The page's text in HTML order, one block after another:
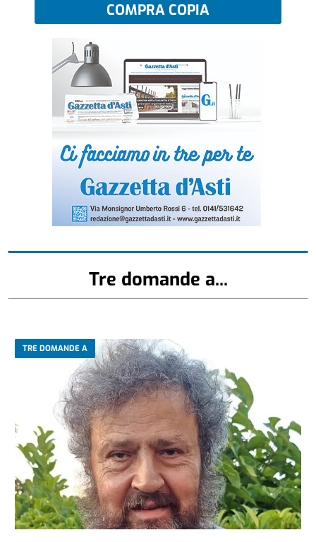
COMPRA COPIA
Tre domande a...
TRE DOMANDE A